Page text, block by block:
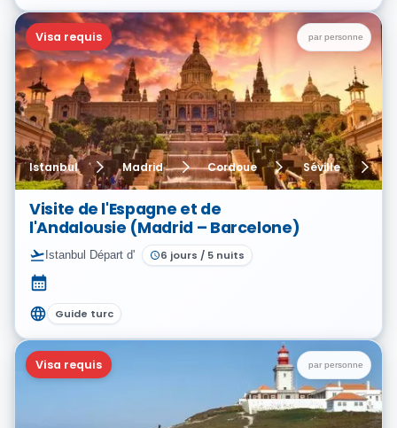
Visa requis par personne
Istanbul Madrid Cordoue Séville
Visite de l'Espagne et de
l'Andalousie (Madrid – Barcelone)
Istanbul Départ d' 6 jours / 5 nuits
Guide turc
Visa requis par personne